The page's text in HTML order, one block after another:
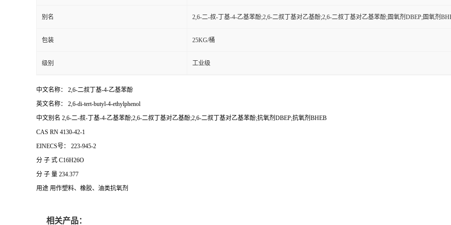
别名 2,6-二-叔-丁基-4-乙基苯酚;2,6-二叔丁基对乙基酚;2,6-二叔丁基对乙基苯酚;圄氧剂DBEP;圄氧剂
包装 25KG/桶
级别 工业级
中文名称： 2,6-二叔丁基-4-乙基苯酚
英文名称： 2,6-di-tert-butyl-4-ethylphenol
中文别名 2,6-二-叔-丁基-4-乙基苯酚;2,6-二叔丁基对乙基酚;2,6-二叔丁基对乙基苯酚;抗氧剂DBEP;抗氧剂BHEB
CAS RN 4130-42-1
EINECS号： 223-945-2
分 子 式 C16H26O
分 子 量 234.377
用途 用作塑料、橡胶、油类抗氧剂
相关产品：